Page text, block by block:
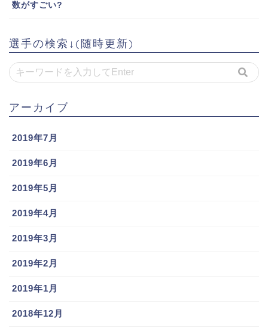
数がすごい?
選手の検索↓(随時更新)
アーカイブ
2019年7月
2019年6月
2019年5月
2019年4月
2019年3月
2019年2月
2019年1月
2018年12月